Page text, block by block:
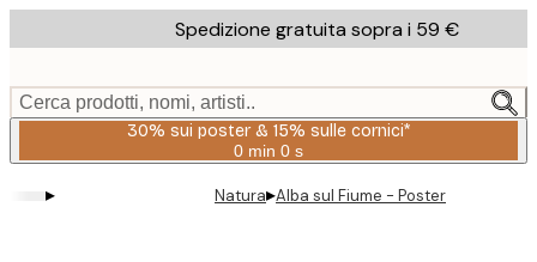
to
content.
Spedizione gratuita sopra i 59 €
Cerca prodotti, nomi, artisti..
30% sui poster & 15% sulle cornici*
0 min 0 s
Valido
a:
▸ Natura▸Alba sul Fiume - Poster